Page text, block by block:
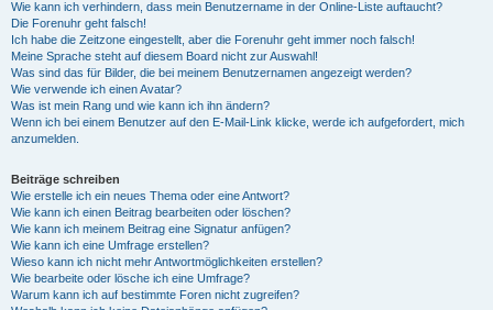
Wie kann ich verhindern, dass mein Benutzername in der Online-Liste auftaucht?
Die Forenuhr geht falsch!
Ich habe die Zeitzone eingestellt, aber die Forenuhr geht immer noch falsch!
Meine Sprache steht auf diesem Board nicht zur Auswahl!
Was sind das für Bilder, die bei meinem Benutzernamen angezeigt werden?
Wie verwende ich einen Avatar?
Was ist mein Rang und wie kann ich ihn ändern?
Wenn ich bei einem Benutzer auf den E-Mail-Link klicke, werde ich aufgefordert, mich
anzumelden.
Beiträge schreiben
Wie erstelle ich ein neues Thema oder eine Antwort?
Wie kann ich einen Beitrag bearbeiten oder löschen?
Wie kann ich meinem Beitrag eine Signatur anfügen?
Wie kann ich eine Umfrage erstellen?
Wieso kann ich nicht mehr Antwortmöglichkeiten erstellen?
Wie bearbeite oder lösche ich eine Umfrage?
Warum kann ich auf bestimmte Foren nicht zugreifen?